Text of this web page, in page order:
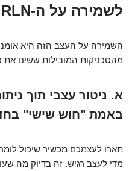
לשמירה על ה-RLN
השמירה על העצב הזה היא
מהטכניקות המובילות ששינו
באמת "חוש שישי"
תארו לעצמכם מכשיר שיכול